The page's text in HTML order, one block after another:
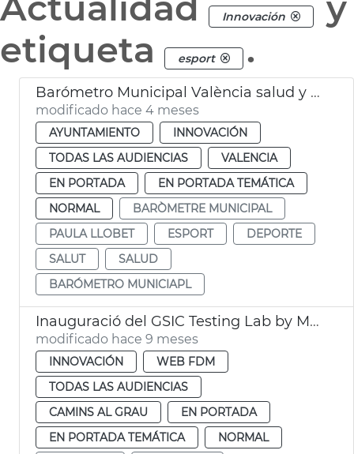
Innovación
etiqueta
esport .
Barómetro Municipal València salud y deporte
modificado hace 4 meses
AYUNTAMIENTO
INNOVACIÓN
TODAS LAS AUDIENCIAS
VALENCIA
EN PORTADA
EN PORTADA TEMÁTICA
NORMAL
BARÒMETRE MUNICIPAL
PAULA LLOBET
ESPORT
DEPORTE
SALUT
SALUD
BARÓMETRO MUNICIAPL
Inauguració del GSIC Testing Lab by Microsoft
modificado hace 9 meses
INNOVACIÓN
WEB FDM
TODAS LAS AUDIENCIAS
CAMINS AL GRAU
EN PORTADA
EN PORTADA TEMÁTICA
NORMAL